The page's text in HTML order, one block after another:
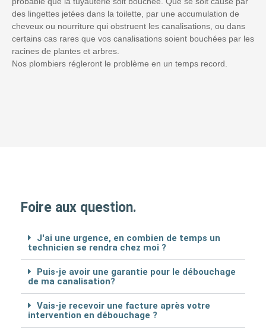
des lingettes jetées dans la toilette, par une accumulation de
cheveux ou nourriture qui obstruent les canalisations, ou dans
certains cas rares que vos canalisations soient bouchées par les
racines de plantes et arbres.
Nos plombiers régleront le problème en un temps record.
Foire aux question.
J'ai une urgence, en combien de temps un
technicien se rendra chez moi ?
Puis-je avoir une garantie pour le débouchage
de ma canalisation?
Vais-je recevoir une facture après votre
intervention en débouchage ?